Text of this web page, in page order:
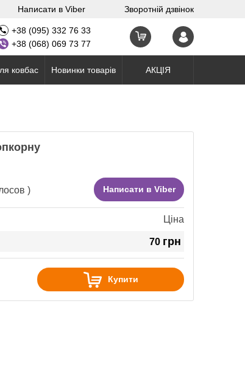
Написати в Viber Зворотній дзвінок
+38 (095) 332 76 33
+38 (068) 069 73 77
ковбас Новинки товарів АКЦІЯ
) Написати в Viber
Ціна
70 грн
Купити